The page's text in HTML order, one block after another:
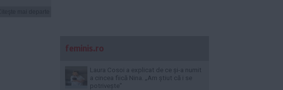
feminis.ro
Laura Cosoi a explicat de ce și-a numit
a cincea fiică Nina. „Am știut că i se
potrivește”